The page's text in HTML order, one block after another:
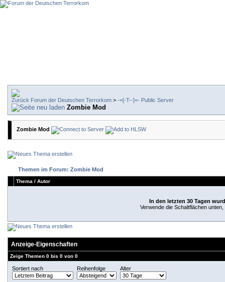
Forum der Deutschen Terrorkom > -=[-T--]=- Public Server
Zombie Mod
Zombie Mod
Themen im Forum: Zombie Mod
Thema / Autor
In den letzten 30 Tagen
Verwende die Schaltflächen
Anzeige-Eigenschaften
Zeige Themen 0 bis 0 von 0
Sortiert nach Reihenfolge Alter